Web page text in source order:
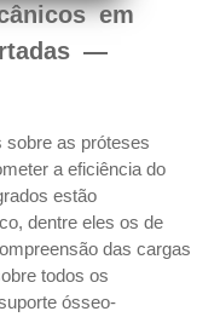
em
—
as próteses
a eficiência do
estão
dentre eles os de
das cargas
todos os
ósseo-